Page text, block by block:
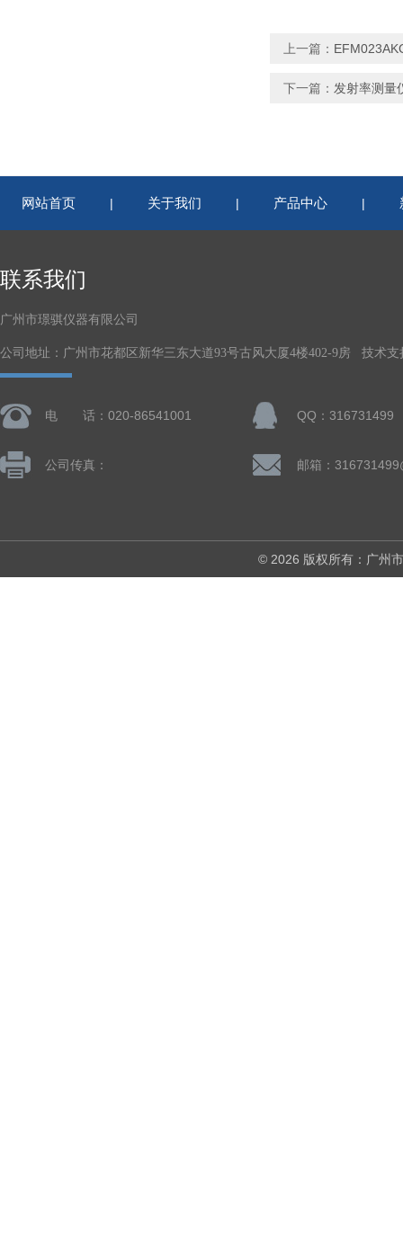
上一篇：
下一篇： 发射率测量
网站首页 | 关于我们 | 产品中心 |
联系我们
广州市璟骐仪器有限公司
公司地址：广州市花都区新华三东大道93号古风大厦4楼402-9房 技术支
电 话：020-86541001 QQ：316731499
公司传真： 邮箱：
© 2026 版权所有：广州